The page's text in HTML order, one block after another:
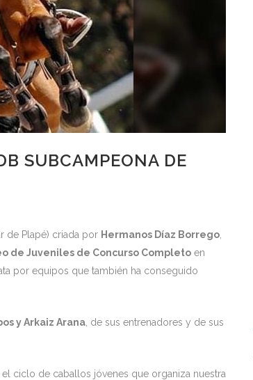
SUBCAMPEONA DE
de Plapé) criada por Hermanos Díaz Borrego
de Juveniles de Concurso Completo en
por equipos que también ha conseguido
y Arkaiz Arana , de sus entrenadores y de sus
ciclo de caballos jóvenes que organiza nuestra